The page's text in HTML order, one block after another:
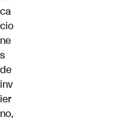
ca
cio
ne
s
de
inv
ier
no,